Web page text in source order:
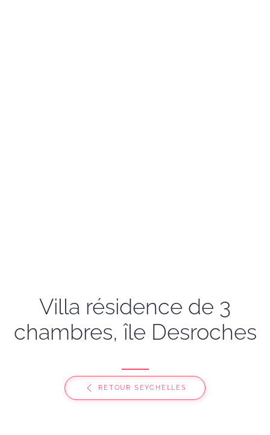
Villa résidence de 3
chambres, île Desroches
RETOUR SEYCHELLES